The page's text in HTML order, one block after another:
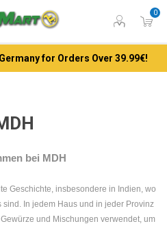
0
for Orders Over 39.99€!
bei MDH
Geschichte, insbesondere in Indien, wo
sind. In jedem Haus und in jeder Provinz
und Mischungen verwendet, um